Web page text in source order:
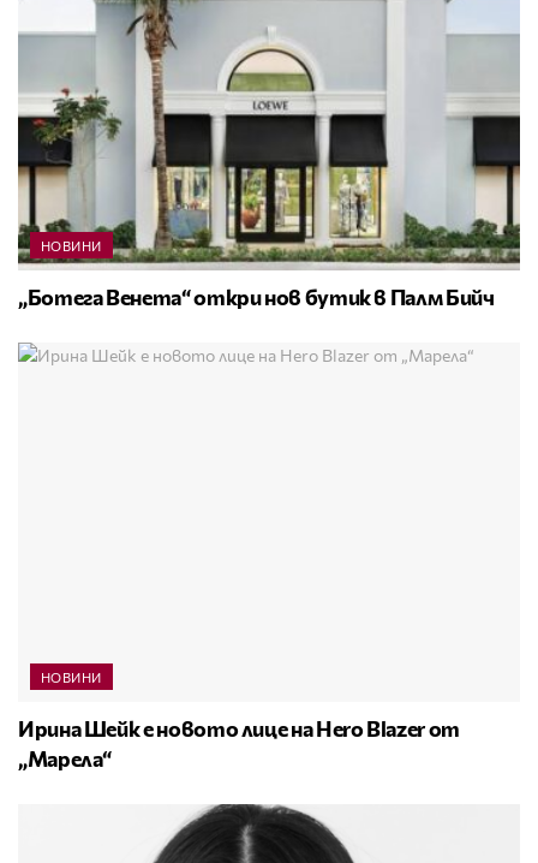
НОВИНИ
„Ботега Венета“ откри нов бутик в Палм Бийч
НОВИНИ
Ирина Шейк е новото лице на Hero Blazer от
„Марела“